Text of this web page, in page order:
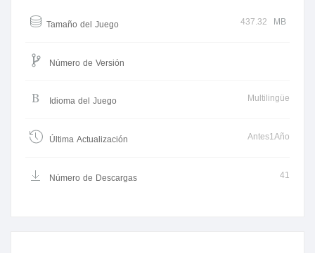
Tamaño del Juego 437.32 MB
Número de Versión
Idioma del Juego Multilingüe
Última Actualización Antes1Año
Número de Descargas 41